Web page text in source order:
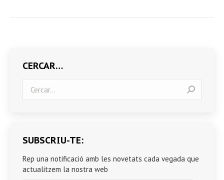
CERCAR…
SUBSCRIU-TE:
Rep una notificació amb les novetats cada vegada que
actualitzem la nostra web